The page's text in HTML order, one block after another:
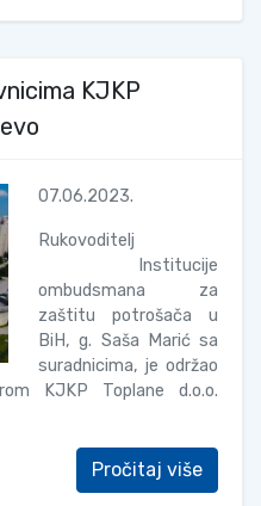
KJKP
07.06.2023.
Rukovoditelj
Institucije
ombudsmana za
zaštitu potrošača u
BiH, g. Saša Marić sa
suradnicima, je održao
KJKP Toplane d.o.o.
Pročitaj više